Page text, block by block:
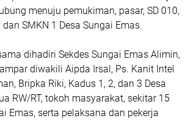
menuju pemukiman, pasar, SD 010,
dan SMKN 1 Desa Sungai Emas.
dihadiri Sekdes Sungai Emas Alimin,
diwakili Aipda Irsal, Ps. Kanit Intel
Bripka Riki, Kadus 1, 2, dan 3 Desa
RW/RT, tokoh masyarakat, sekitar 15
Emas, serta pelaksana dan pekerja